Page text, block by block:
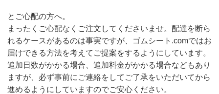
とご心配の方へ。
まったくご心配なくご注文してくださいませ。配達を断ら
れるケースがあるのは事実ですが、ゴムシート.comではお
届けできる方法を考えてご提案をするようにしています。
追加日数がかかる場合、追加料金がかかる場合などもあり
ますが、必ず事前にご連絡をしてご了承をいただいてから
進めるようにしていますのでご安心ください。